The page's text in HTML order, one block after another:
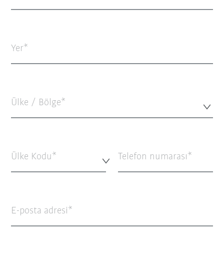
Yer
Ülke / Bölge*
Ülke Kodu* Telefon numarası
E-posta adresi